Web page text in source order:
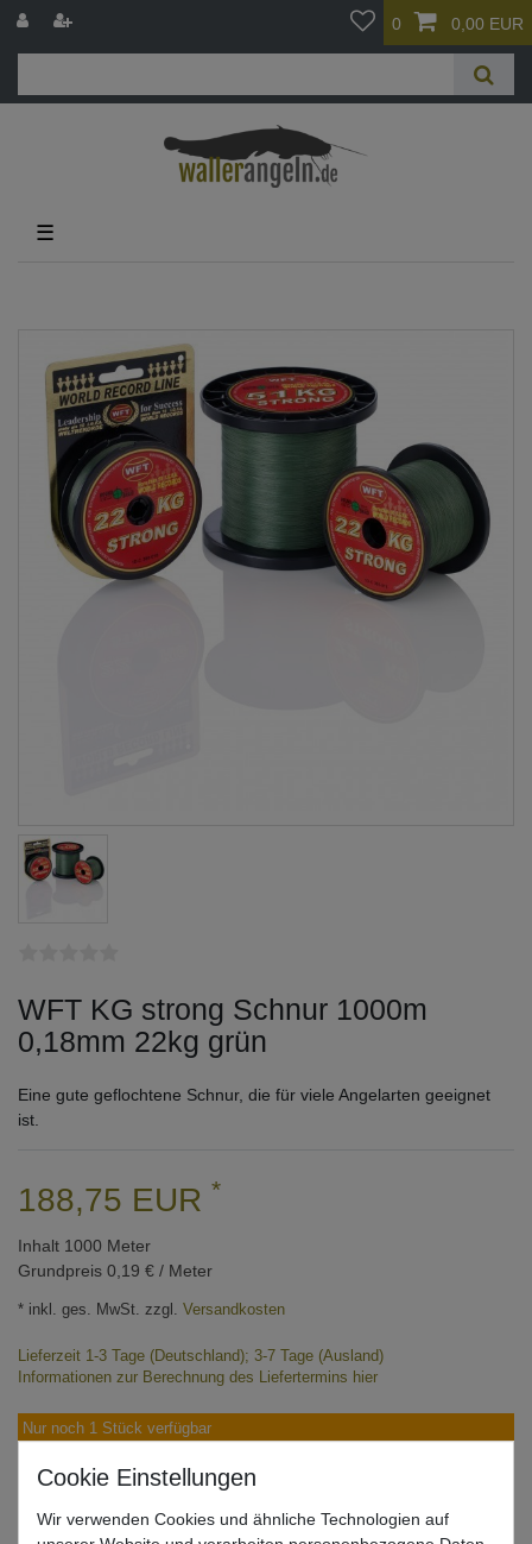
0 0,00 EUR
☰
WFT KG strong Schnur 1000m
0,18mm 22kg grün
Eine gute geflochtene Schnur, die für viele Angelarten geeignet
ist.
188,75 EUR *
Inhalt 1000 Meter
Grundpreis 0,19 € / Meter
* inkl. ges. MwSt. zzgl. Versandkosten
Lieferzeit 1-3 Tage (Deutschland); 3-7 Tage (Ausland)
Informationen zur Berechnung des Liefertermins hier
Nur noch 1 Stück verfügbar
Wir verwenden Cookies und ähnliche Technologien auf